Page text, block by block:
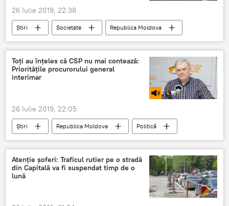
26 Iulie 2019, 22:38
Știri Societate
Republica Moldova
Moldova
Operatiune
Politia de Frontiera
contrabanda
Toți au înțeles că CSP nu mai contează:
Prioritățile procurorului general
interimar
26 Iulie 2019, 22:05
Știri Republica Moldova
Politică
Podcasturi
Podcasturi
Atenție șoferi: Traficul rutier pe o stradă
din Capitală va fi suspendat timp de o
lună